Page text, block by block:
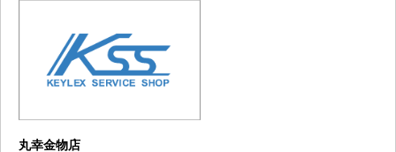
丸幸金物店